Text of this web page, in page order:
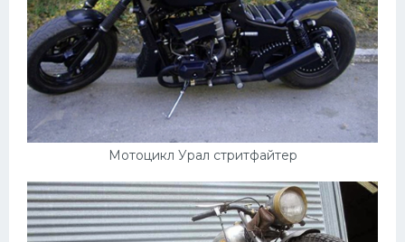
Мотоцикл Урал стритфайтер